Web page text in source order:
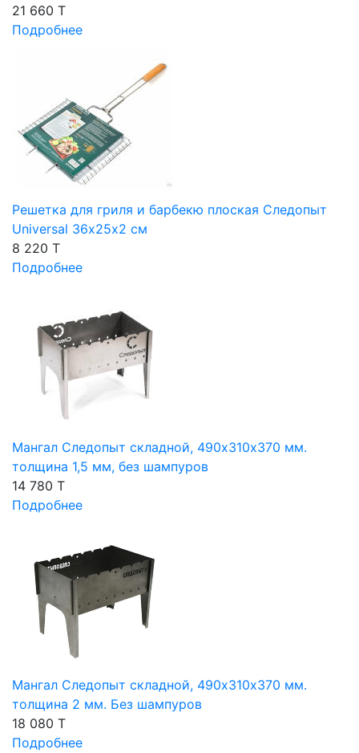
21 660 T
Подробнее
Решетка для гриля и барбекю плоская Следопыт
Universal 36х25х2 см
8 220 T
Подробнее
Мангал Следопыт складной, 490х310х370 мм.
толщина 1,5 мм, без шампуров
14 780 T
Подробнее
Мангал Следопыт складной, 490х310х370 мм.
толщина 2 мм. Без шампуров
18 080 T
Подробнее